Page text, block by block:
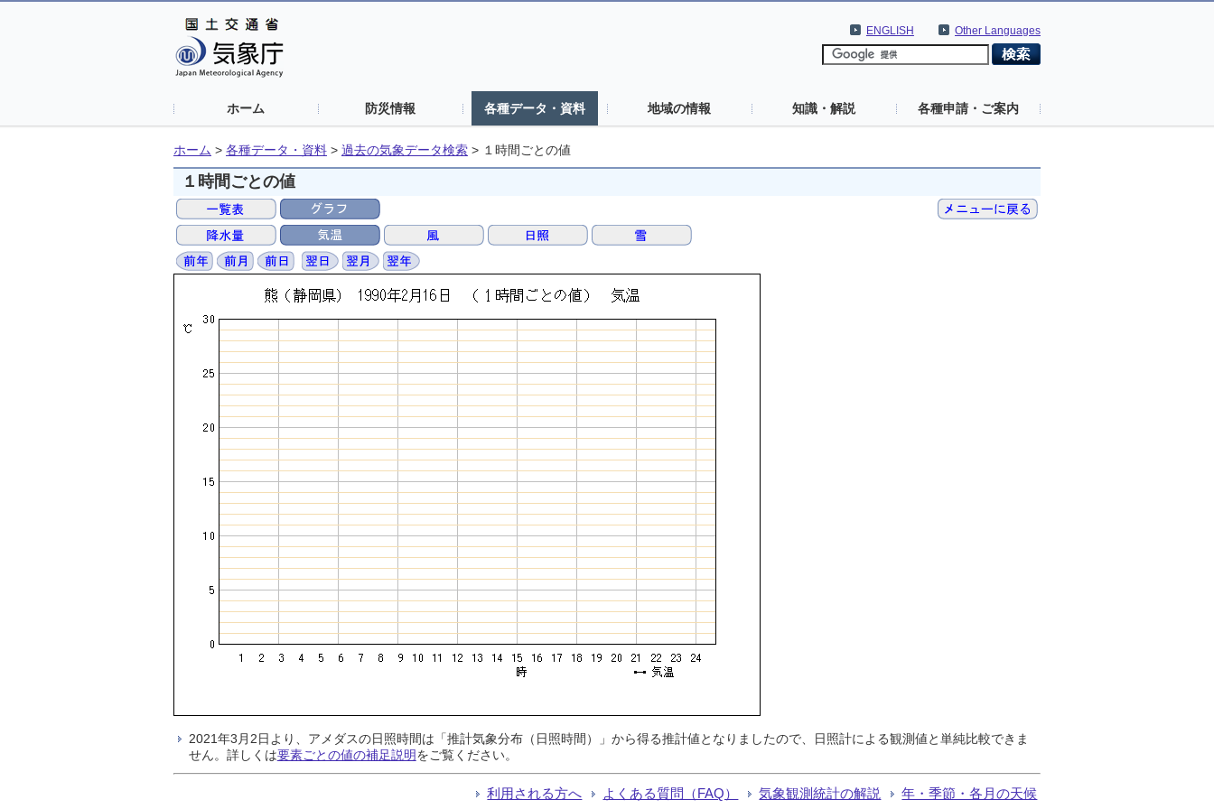
Other Languages
ENGLISH
ホーム 防災情報 各種データ・資料 地域の情報 知識・解説 各種申請・ご案内
ホーム > 各種データ・資料 > 過去の気象データ検索 > １時間ごとの値
１時間ごとの値
2021年3月2日より、アメダスの日照時間は「推計気象分布（日照時間）」から得る推計値となりましたので、日照計による観測値と単純比較できま
せん。詳しくは要素ごとの値の補足説明をご覧ください。
利用される方へ よくある質問（FAQ） 気象観測統計の解説 年・季節・各月の天候